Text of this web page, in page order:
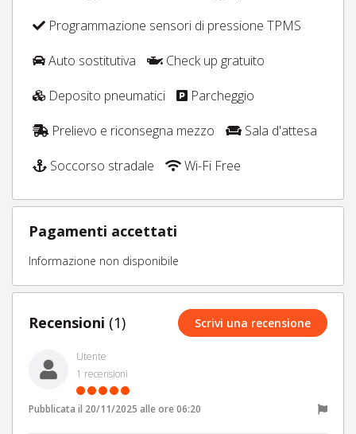
Programmazione sensori di pressione TPMS
Auto sostitutiva
Check up gratuito
Deposito pneumatici
Parcheggio
Prelievo e riconsegna mezzo
Sala d'attesa
Soccorso stradale
Wi-Fi Free
Pagamenti accettati
Informazione non disponibile
Recensioni (1) Scrivi una recensione
Utente
1 recensioni
Pubblicata il 20/11/2025 alle ore06:20